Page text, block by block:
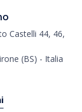
Castelli 44, 46,
(BS) - Italia